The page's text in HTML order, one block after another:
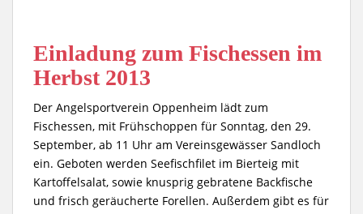
Einladung zum Fischessen im
Herbst 2013
Der Angelsportverein Oppenheim lädt zum
Fischessen, mit Frühschoppen für Sonntag, den 29.
September, ab 11 Uhr am Vereinsgewässer Sandloch
ein. Geboten werden Seefischfilet im Bierteig mit
Kartoffelsalat, sowie knusprig gebratene Backfische
und frisch geräucherte Forellen. Außerdem gibt es für